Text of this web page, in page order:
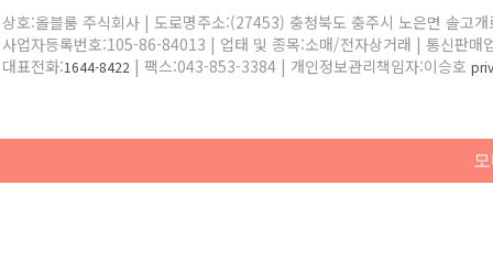
상호:올블룸 주식회사 | 도로명주소:(27453) 충청북도 충주시 노은면 솔고
사업자등록번호:105-86-84013 | 업태 및 종목:소매/전자상거래 | 통신판매
대표전화:1644-8422 | 팩스:043-853-3384 | 개인정보관리책임자:이승호